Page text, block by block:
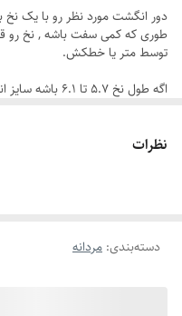
رنگ طلایی براق
دارای سایزبندی کامل
دور انگشت مورد نظر رو با یک نخ
طوری که کمی سفت باشه , نخ رو
توسط متر یا خطکش.
اگه طول نخ ۵.۷ تا ۶.۱ باشه سایز انگشتر میشه ۸
اگه طول نخ ۷.۱ تا ۷.۵ باشه سایز انگشتر میشه ۱۱
نظرات
دسته‌بندی: مردانه